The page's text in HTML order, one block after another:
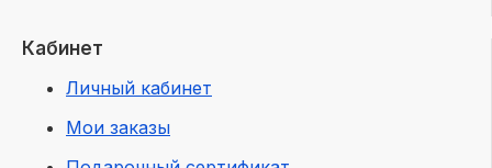
Кабинет
Личный кабинет
Мои заказы